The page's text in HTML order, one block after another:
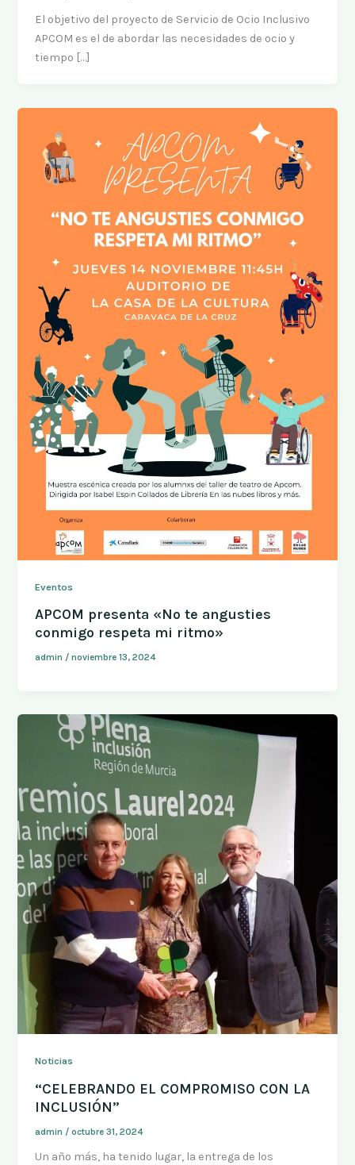
El objetivo del proyecto de Servicio de Ocio Inclusivo
APCOM es el de abordar las necesidades de ocio y
tiempo […]
Eventos
APCOM presenta «No te angusties
conmigo respeta mi ritmo»
admin /noviembre 13, 2024
Noticias
“CELEBRANDO EL COMPROMISO CON LA
INCLUSIÓN”
admin /octubre 31, 2024
Un año más, ha tenido lugar, la entrega de los